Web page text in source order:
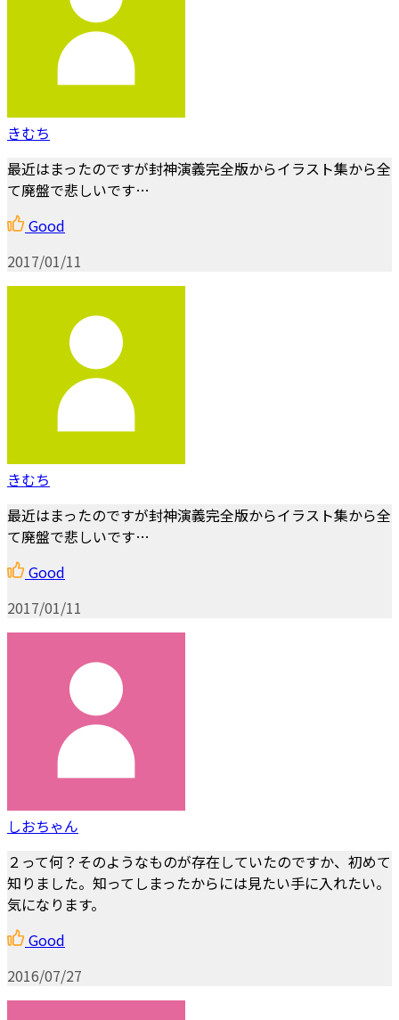
きむち
最近はまったのですが封神演義完全版からイラスト集から全
て廃盤で悲しいです…
Good
2017/01/11
きむち
最近はまったのですが封神演義完全版からイラスト集から全
て廃盤で悲しいです…
Good
2017/01/11
しおちゃん
２って何？そのようなものが存在していたのですか、初めて
知りました。知ってしまったからには見たい手に入れたい。
気になります。
Good
2016/07/27